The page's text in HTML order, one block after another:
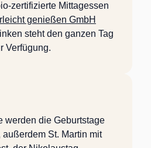
zertifizierte Mittagessen
genießen GmbH
steht den ganzen Tag
Verfügung.
werden die Geburtstage
St. Martin mit